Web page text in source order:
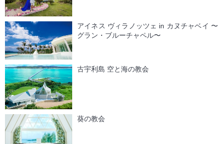
アイネス ヴィラノッツェ in カヌチャベイ 〜
グラン・ブルーチャペル〜
古宇利島 空と海の教会
葵の教会